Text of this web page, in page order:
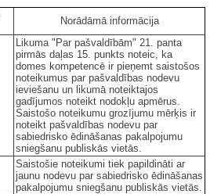
Norādāmā informācija
Likuma "Par pašvaldībām" 21. panta
pirmās daļas 15. punkts noteic, ka
domes kompetencē ir pieņemt saistošos
noteikumus par pašvaldības nodevu
ieviešanu un likumā noteiktajos
gadījumos noteikt nodokļu apmērus.
Saistošo noteikumu grozījumu mērķis ir
noteikt pašvaldības nodevu par
sabiedrisko ēdināšanas pakalpojumu
sniegšanu publiskās vietās.
Saistošie noteikumi tiek papildināti ar
jaunu nodevu par sabiedrisko ēdināšanas
pakalpojumu sniegšanu publiskās vietās.